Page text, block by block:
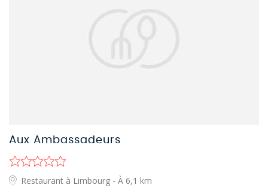
Aux Ambassadeurs
Restaurant à Limbourg - À 6,1 km